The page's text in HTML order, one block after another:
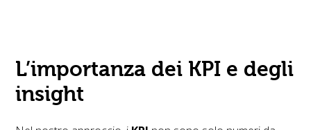
L’importanza dei KPI e degli
insight